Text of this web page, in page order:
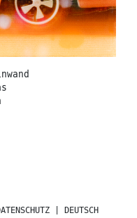
DEUTSCH